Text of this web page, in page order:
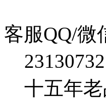
客服QQ/微
十五年